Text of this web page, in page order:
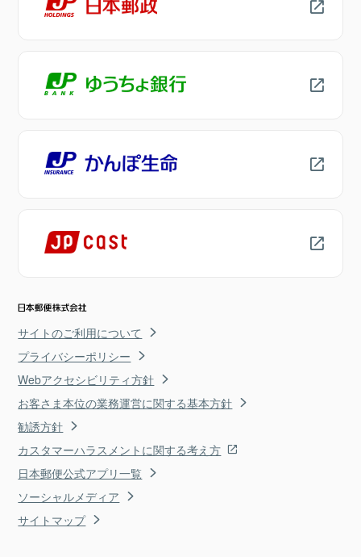
サイトのご利用について
プライバシーポリシー
Webアクセシビリティ方針
お客さま本位の業務運営に関する基本方針
勧誘方針
カスタマーハラスメントに関する考え方
日本郵便公式アプリ一覧
ソーシャルメディア
サイトマップ